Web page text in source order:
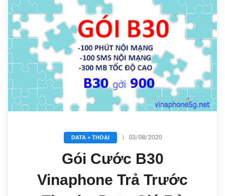
DATA + THOẠI | 03/08/2020
Gói Cước B30
Vinaphone Trả Trước